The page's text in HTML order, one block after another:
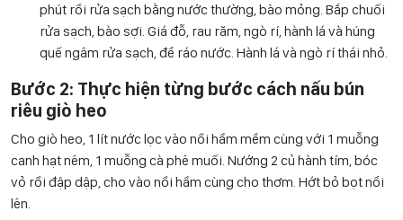
phút rồi rửa sạch bằng nước thường, bào mỏng. Bắp chuối
rửa sạch, bào sợi. Giá đỗ, rau răm, ngò rí, hành lá và húng
quế ngâm rửa sạch, để ráo nước. Hành lá và ngò rí thái nhỏ.
Bước 2: Thực hiện từng bước cách nấu bún
riêu giò heo
Cho giò heo, 1 lít nước lọc vào nồi hầm mềm cùng với 1 muỗng
canh hạt nêm, 1 muỗng cà phê muối. Nướng 2 củ hành tím, bóc
vỏ rồi đập dập, cho vào nồi hầm cùng cho thơm. Hớt bỏ bọt nổi
lên.